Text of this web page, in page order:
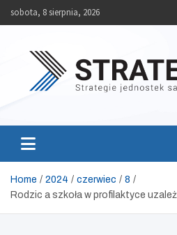
sobota, 8 sierpnia, 2026
Strategie JST
Home 2024 czerwiec
8
Rodzic a szkoła w profilaktyce